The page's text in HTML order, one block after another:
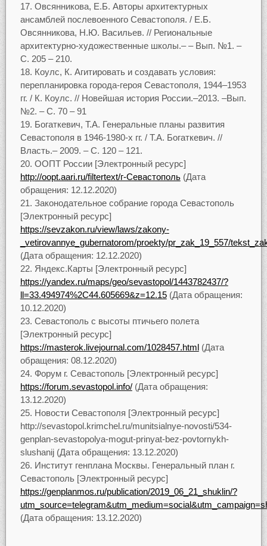
Овсянникова, Е.Б. Авторы архитектурных
ансамблей послевоенного Севастополя. / Е.Б.
Овсянникова, Н.Ю. Васильев. // Региональные
архитектурно-художественные школы.– – Вып. №1. –
С. 205 – 210.
Коулс, К. Агитировать и создавать условия:
перепланировка города-героя Севастополя, 1944–1953
гг. / К. Коулс. // Новейшая история России.–2013. –Вып.
№2. – С. 70 – 91
Богаткевич, Т.А. Генеральные планы развития
Севастополя в 1946-1980-х гг. / Т.А. Богаткевич. //
Власть.– 2009. – С. 120 – 121.
ООПТ России [Электронный ресурс]
http://oopt.aari.ru/filtertext/г-Севастополь(Дата
обращения: 12.12.2020)
Законодательное собрание города Севастополь
[Электронный ресурс]
https://sevzakon.ru/view/laws/zakony-
_vetirovannye_gubernatorom/proekty/pr_zak_19_557/
(Дата обращения: 12.12.2020)
Яндекс.Карты [Электронный ресурс]
https://yandex.ru/maps/geo/sevastopol/1443782437/?
ll=33.494974%2C44.605669&z=12.15(Дата обращения:
10.12.2020)
Севастополь с высоты птичьего полета
[Электронный ресурс]
https://masterok.livejournal.com/1028457.html(Дата
обращения: 08.12.2020)
Форум г. Севастополь [Электронный ресурс]
https://forum.sevastopol.info/(Дата обращения:
13.12.2020)
Новости Севастополя [Электронный ресурс]
http://sevastopol.krimchel.ru/munitsialnye-novosti/534-
genplan-sevastopolya-mogut-prinyat-bez-povtornykh-
slushanij (Дата обращения: 13.12.2020)
Институт генплана Москвы. Генеральный план г.
Севастополь [Электронный ресурс]
https://genplanmos.ru/publication/2019_06_21_shuklin/?
(Дата обращения: 13.12.2020)